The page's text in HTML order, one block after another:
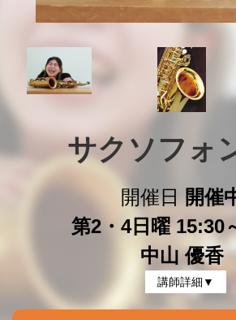
サクソフォ
開催日
開催
第2・4日曜 15:30
中山 優香
講師詳細▼